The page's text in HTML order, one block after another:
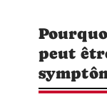
peut